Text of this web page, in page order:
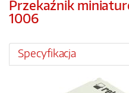
Przekaźnik
1006
Specyfikacja